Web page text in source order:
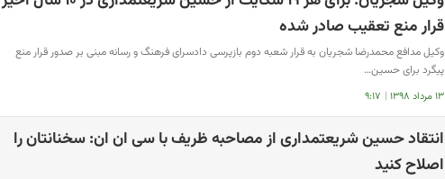
قرار منع تعقیب صادر شده
وکیل مدافع محمدرضا شجریان به قرار شعبه دوم بازپرسی دادسرای فرهنگ و رسانه مبنی بر صدور قرار منع
پیگرد برای حسین…
۱۳ مرداد ۱۳۹۸ | ۹:۱۷
انتقاد حسین شریعتمداری از مصاحبه ظریف با سی ان ان: سخنانتان را
اصلاح کنید